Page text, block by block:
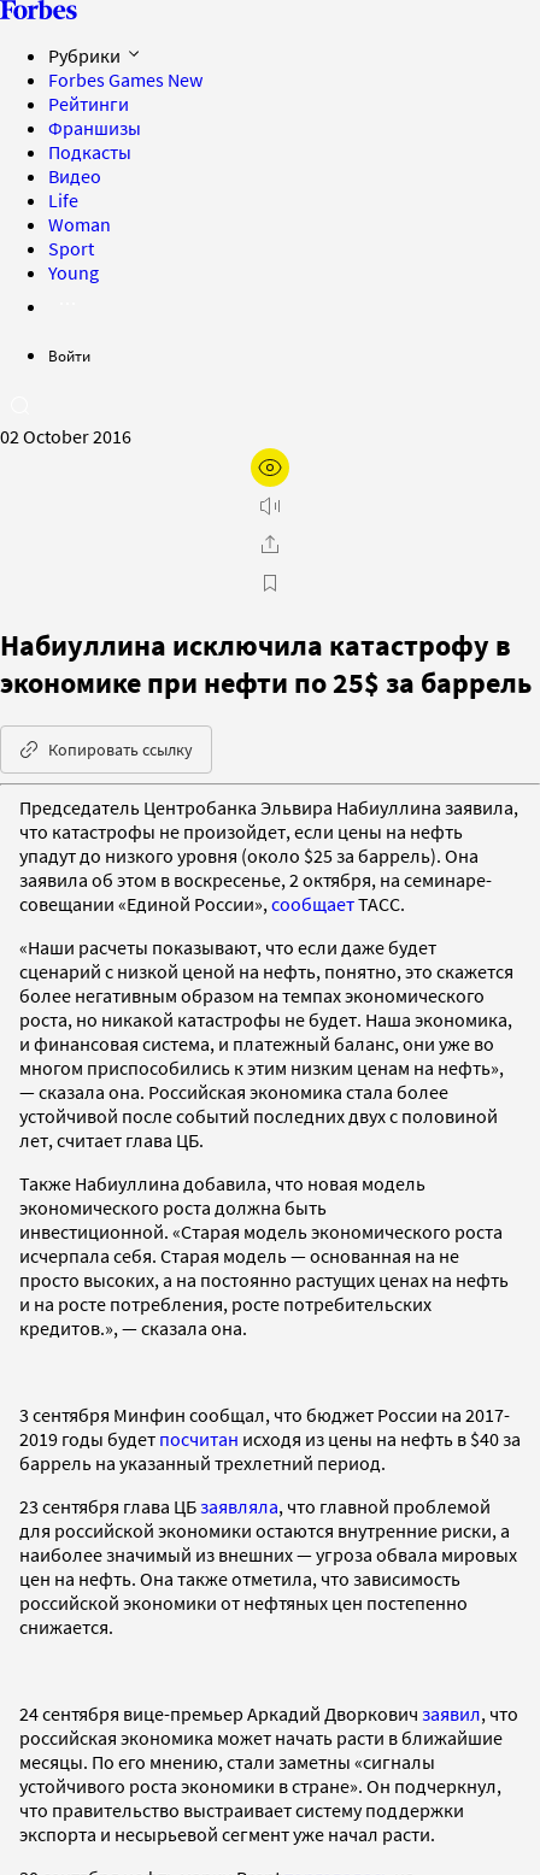
Рубрики
Forbes Games New
Рейтинги
Франшизы
Подкасты
Видео
Life
Woman
Sport
Young
Войти
02 October 2016
Набиуллина исключила катастрофу в
экономике при нефти по 25$ за баррель
Копировать ссылку
Председатель Центробанка Эльвира Набиуллина заявила,
что катастрофы не произойдет, если цены на нефть
упадут до низкого уровня (около $25 за баррель). Она
заявила об этом в воскресенье, 2 октября, на семинаре-
совещании «Единой России», сообщаетТАСС.
«Наши расчеты показывают, что если даже будет
сценарий с низкой ценой на нефть, понятно, это скажется
более негативным образом на темпах экономического
роста, но никакой катастрофы не будет. Наша экономика,
и финансовая система, и платежный баланс, они уже во
многом приспособились к этим низким ценам на нефть»,
— сказала она. Российская экономика стала более
устойчивой после событий последних двух с половиной
лет, считает глава ЦБ.
Также Набиуллина добавила, что новая модель
экономического роста должна быть
инвестиционной. «Старая модель экономического роста
исчерпала себя. Старая модель — основанная на не
просто высоких, а на постоянно растущих ценах на нефть
и на росте потребления, росте потребительских
кредитов.», — сказала она.
3 сентября Минфин сообщал, что бюджет России на 2017-
2019 годы будет посчитан исходя из цены на нефть в $40 за
баррель на указанный трехлетний период.
23 сентября глава ЦБзаявляла, что главной проблемой
для российской экономики остаются внутренние риски, а
наиболее значимый из внешних — угроза обвала мировых
цен на нефть. Она также отметила, что зависимость
российской экономики от нефтяных цен постепенно
снижается.
24 сентября вице-премьер Аркадий Дворкович заявил, что
российская экономика может начать расти в ближайшие
месяцы. По его мнению, стали заметны «сигналы
устойчивого роста экономики в стране». Он подчеркнул,
что правительство выстраивает систему поддержки
экспорта и несырьевой сегмент уже начал расти.